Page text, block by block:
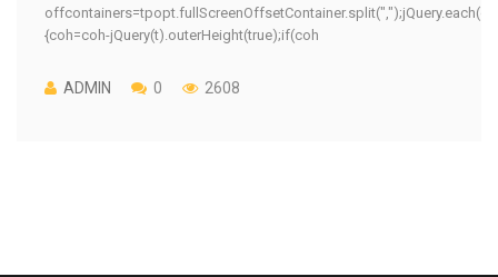
{coh=coh-jQuery(t).outerHeight(true);if(coh
ADMIN 0 2608